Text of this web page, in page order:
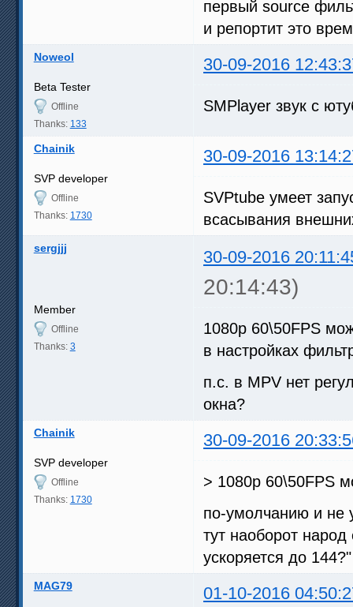
первый source
и репортит это
Noweol 30-09-2016
Beta Tester
Offline
Thanks: 133
SMPlayer звук с
Chainik 30-09-2016
SVP developer
Offline
Thanks: 1730
SVPtube умеет
всасывания
sergjjj 30-09-2016
20:14:43)
Member
Offline
Thanks: 3
1080p 60\50FPS
в настройках
п.с. в MPV нет
окна?
Chainik 30-09-2016
SVP developer
Offline
Thanks: 1730
> 1080p 60\50FPS
по-умолчанию и не
тут наоборот
ускоряется до 144?"
MAG79 01-10-2016